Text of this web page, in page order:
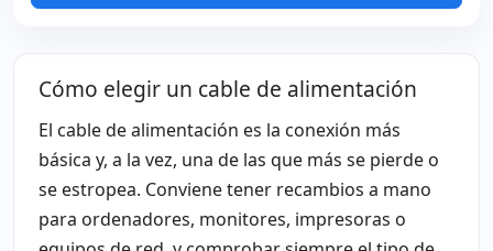
Cómo elegir un cable de alimentación
El cable de alimentación es la conexión más
básica y, a la vez, una de las que más se pierde o
se estropea. Conviene tener recambios a mano
para ordenadores, monitores, impresoras o